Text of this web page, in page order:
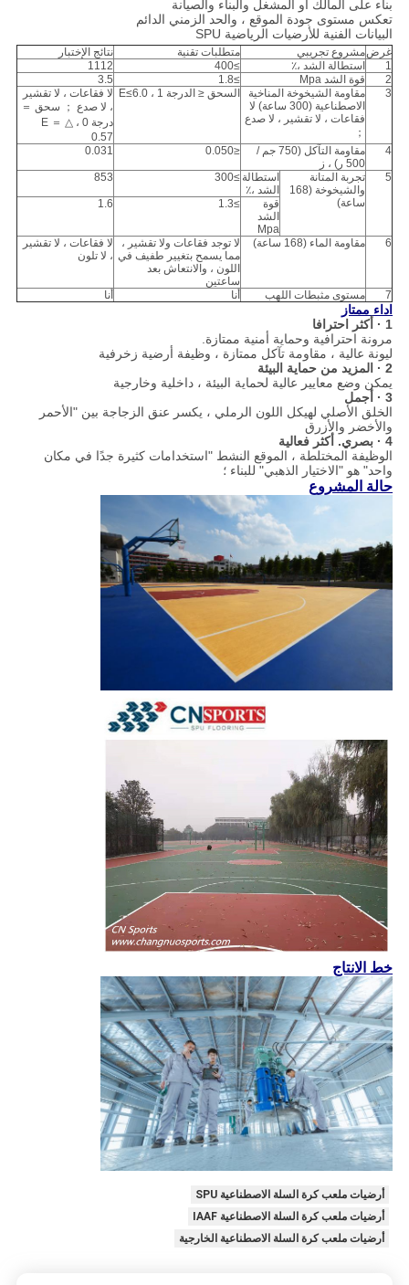
بناء على المالك أو المشغل والبناء والصيانة
تعكس مستوى جودة الموقع ، والحد الزمني الدائم
البيانات الفنية للأرضيات الرياضية SPU
غرضمشروع تجريبي متطلبات تقنية
نتائج الإختبار
استطالة الشد ،٪
1112
قوة الشد Mpa
3.5
مقاومة الشيخوخة المناخية
الاصطناعية (300 ساعة) لا
فقاعات ، لا تقشير ، لا صدع
السحق ≤ الدرجة 1 ، E≤6.0
لا فقاعات ، لا تقشير
، لا صدع ； سحق ＝
درجة 0 ، △ E ＝
0.57
مقاومة التآكل (750 جم /
500 ر) ، ز
0.031
تجربة المتانة
والشيخوخة (168
ساعة)
استطالة
الشد ،٪
≥300
853
قوة
الشد
Mpa
1.6
مقاومة الماء (168 ساعة)
لا توجد فقاعات ولا تقشير ،
مما يسمح بتغيير طفيف في
اللون ، والانتعاش بعد
ساعتين
لا فقاعات ، لا تقشير
، لا تلون
مستوى مثبطات اللهب
اداء ممتاز
مرونة احترافية وحماية أمنية ممتازة.
ليونة عالية ، مقاومة تآكل ممتازة ، وظيفة أرضية زخرفية
يمكن وضع معايير عالية لحماية البيئة ، داخلية وخارجية
الخلق الأصلي لهيكل اللون الرملي ، يكسر عنق الزجاجة بين "الأحمر
والأخضر والأزرق
الوظيفة المختلطة ، الموقع النشط "استخدامات كثيرة جدًا في مكان
واحد" هو "الاختيار الذهبي" للبناء ؛
حالة المشروع
خط الانتاج
أرضيات ملعب كرة السلة الاصطناعية SPU
أرضيات ملعب كرة السلة الاصطناعية IAAF
أرضيات ملعب كرة السلة الاصطناعية الخارجية